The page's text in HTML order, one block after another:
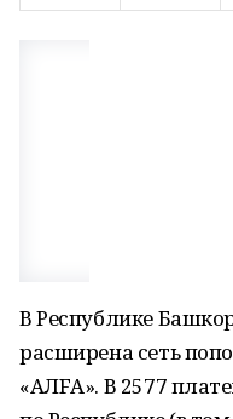
В Республике
расширена сеть
«АЛFА». В 2577